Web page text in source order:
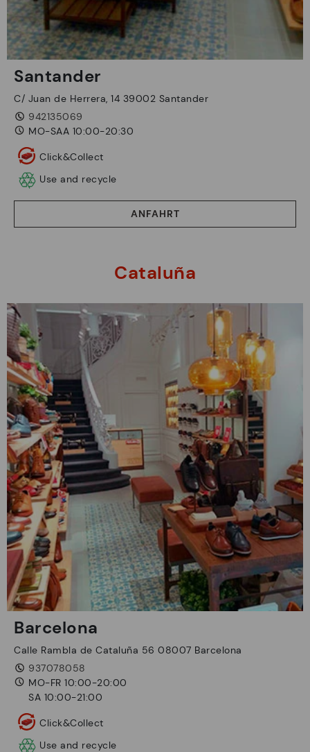
Santander
C/ Juan de Herrera, 14 39002 Santander
942135069
MO-SAA 10:00-20:30
Click&Collect
Use and recycle
ANFAHRT
Cataluña
Barcelona
Calle Rambla de Cataluña 56 08007 Barcelona
937078058
MO-FR 10:00-20:00
SA 10:00-21:00
Click&Collect
Use and recycle